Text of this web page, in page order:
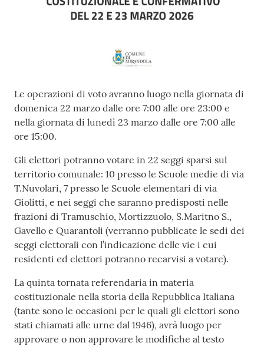
Contenuto
Le operazioni di voto avranno luogo nella giornata di
domenica 22 marzo dalle ore 7:00 alle ore 23:00 e
nella giornata di lunedì 23 marzo dalle ore 7:00 alle
ore 15:00.
Gli elettori potranno votare in 22 seggi sparsi sul
territorio comunale: 10 presso le Scuole medie di via
T.Nuvolari, 7 presso le Scuole elementari di via
Giolitti, e nei seggi che saranno predisposti nelle
frazioni di Tramuschio, Mortizzuolo, S.Maritno S.,
Gavello e Quarantoli (verranno pubblicate le sedi dei
seggi elettorali con l’indicazione delle vie i cui
residenti ed elettori potranno recarvisi a votare).
La quinta tornata referendaria in materia
costituzionale nella storia della Repubblica Italiana
(tante sono le occasioni per le quali gli elettori sono
stati chiamati alle urne dal 1946), avrà luogo per
approvare o non approvare le modifiche al testo